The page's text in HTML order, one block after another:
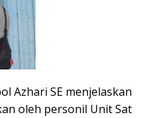
Azhari SE menjelaskan
oleh personil Unit Sat